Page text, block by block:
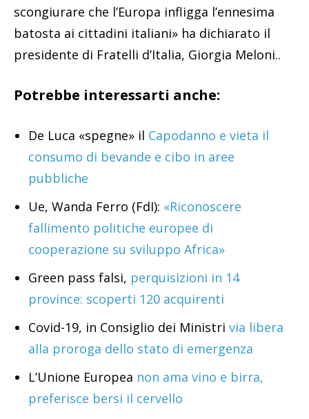
scongiurare che l’Europa infligga l’ennesima
batosta ai cittadini italiani» ha dichiarato il
presidente di Fratelli d’Italia, Giorgia Meloni..
Potrebbe interessarti anche:
De Luca «spegne» il Capodanno e vieta il
consumo di bevande e cibo in aree
pubbliche
Ue, Wanda Ferro (FdI): «Riconoscere
fallimento politiche europee di
cooperazione su sviluppo Africa»
Green pass falsi, perquisizioni in 14
province: scoperti 120 acquirenti
Covid-19, in Consiglio dei Ministri via libera
alla proroga dello stato di emergenza
L’Unione Europea non ama vino e birra,
preferisce bersi il cervello